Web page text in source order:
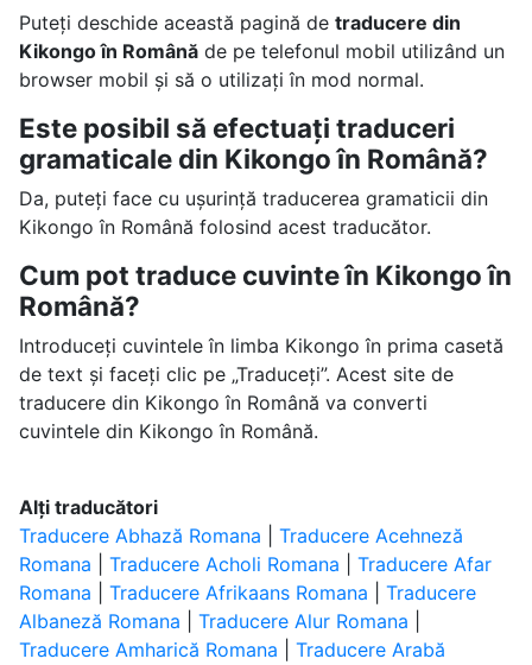
Puteți deschide această pagină de traducere din
Kikongo în Românăde pe telefonul mobil utilizând un
browser mobil și să o utilizați în mod normal.
Este posibil să efectuați traduceri
gramaticale din Kikongo în Română?
Da, puteți face cu ușurință traducerea gramaticii din
Kikongo în Română folosind acest traducător.
Cum pot traduce cuvinte în Kikongo în
Română?
Introduceți cuvintele în limba Kikongo în prima casetă
de text și faceți clic pe „Traduceți”. Acest site de
traducere din Kikongo în Română va converti
cuvintele din Kikongo în Română.
Alți traducători
Traducere Abhază Romana
Traducere Acehneză
Romana
Traducere Acholi Romana
Traducere Afar
Romana
Traducere Afrikaans Romana
Traducere
Albaneză Romana
Traducere Alur Romana
Traducere Amharică Romana
Traducere Arabă